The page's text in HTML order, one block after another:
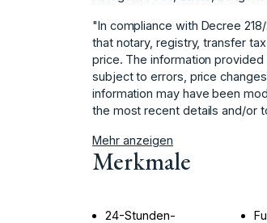
"In compliance with Decree
that notary, registry, transfer
price. The information provided
subject to errors, price
‌information ‌may ‌have been
‌the most ‌recent details and/or
Mehr anzeigen
Merkmale
24-Stunden-